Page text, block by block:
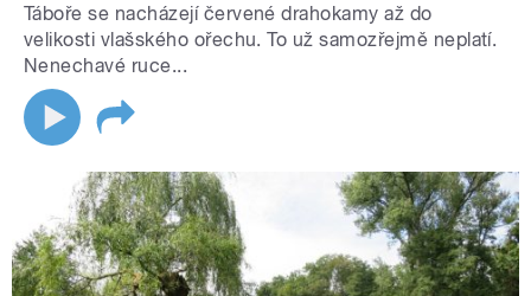
Táboře se nacházejí červené drahokamy až do
velikosti vlašského ořechu. To už samozřejmě neplatí.
Nenechavé ruce...